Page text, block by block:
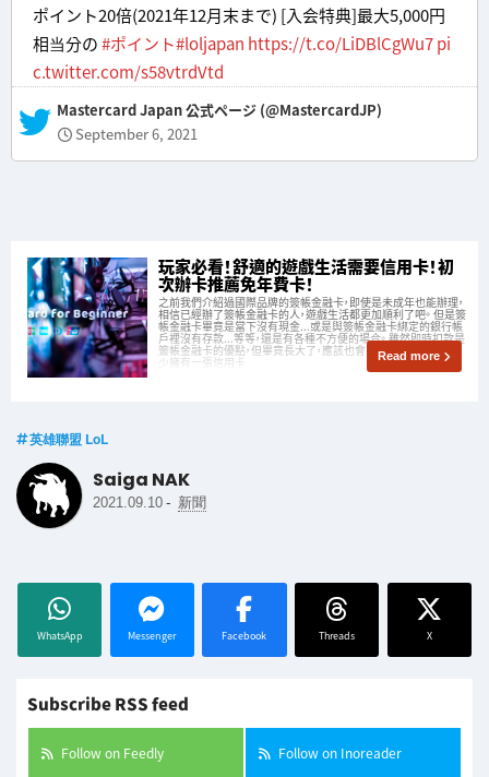
ポイント20倍(2021年12月末まで) [入会特典]最大5,000円
相当分の#ポイント#loljapan https://t.co/LiDBlCgWu7pi
c.twitter.com/s58vtrdVtd
— Mastercard Japan 公式ページ (@MastercardJP)
September 6, 2021
玩家必看！舒適的遊戲生活需要信用卡！初
次辦卡推薦免年費卡！
之前我們介紹過國際品牌的簽帳金融卡，即使是未成年也能辦理，
相信已經辦了簽帳金融卡的人，遊戲生活都更加順利了吧。 但是簽
帳金融卡畢竟是當下沒有現金...或是與簽帳金融卡綁定的銀行帳
戶裡沒有存款...等等，還是有各種不方便的場合。 雖然即時扣款是
簽帳金融卡的優點，但畢竟長大了，應該也會有人覺得「還是想至
少擁有一張信用卡 Read more
英雄聯盟 LoL
Saiga NAK
2021.09.10 - 新聞
WhatsApp Messenger Facebook Threads X
Subscribe RSS feed
Follow on Feedly Follow on Inoreader